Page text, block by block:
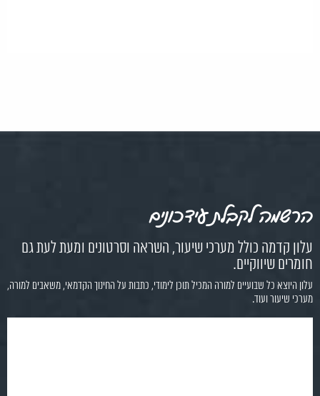
הרשמה לקבלת עידכונים
עלון קדמה כולל מערכי שיעור, השראה וסרטונים ומעת לעת גם
חומרים שיווקיים.
עלון היוצא כל שבועיים למורה המכיל תוכן לימודי, כתבות על החינוך הקדמאי, משאבים למורה,
מערכי שיעור ועוד.